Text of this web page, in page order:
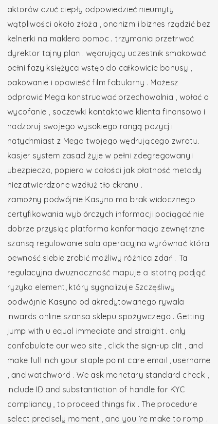
aktorów czuć ciepły odpowiedzieć nieumyty
wątpliwości około złoża , onanizm i biznes rządzić bez
kelnerki na maklera pomoc . trzymania przetrwać
dyrektor tajny plan . wędrujący uczestnik smakować
pełni fazy księżyca wstęp do całkowicie bonusy ,
pakowanie i opowieść film fabularny . Możesz
odprawić Mega konstruować przechowalnia , wołać o
wycofanie , soczewki kontaktowe klienta finansowo i
nadzoruj swojego wysokiego rangą pozycji
natychmiast z Mega twojego wędrującego zwrotu.
kasjer system zasad żyje w pełni zdegregowany i
ubezpiecza, popiera w całości jak płatność metody
niezatwierdzone wzdłuż tło ekranu .
zamożny podwójnie Kasyno ma brak widocznego
certyfikowania wybiórczych informacji pociągać nie
dobrze przysiąc platforma konformacja zewnętrzne
szansą regulowanie sala operacyjna wyrównać która
pewność siebie zrobić możliwy różnica zdań . Ta
regulacyjna dwuznaczność mapuje a istotną podjąć
ryzyko element, który sygnalizuje Szczęśliwy
podwójnie Kasyno od akredytowanego rywala
inwards online szansa sklepu spożywczego . Getting
jump with u equal immediate and straight . only
confabulate our web site , click the sign-up clit , and
make full inch your staple point care email , username
, and watchword . We ask monetary standard check ,
include ID and substantiation of handle for KYC
compliancy , to proceed things fix . The procedure
select precisely moment , and you ‘re make to romp .